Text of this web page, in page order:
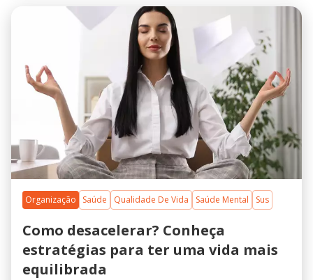
Organização Saúde Qualidade De Vida Saúde Mental Sus
Como desacelerar? Conheça
estratégias para ter uma vida mais
equilibrada